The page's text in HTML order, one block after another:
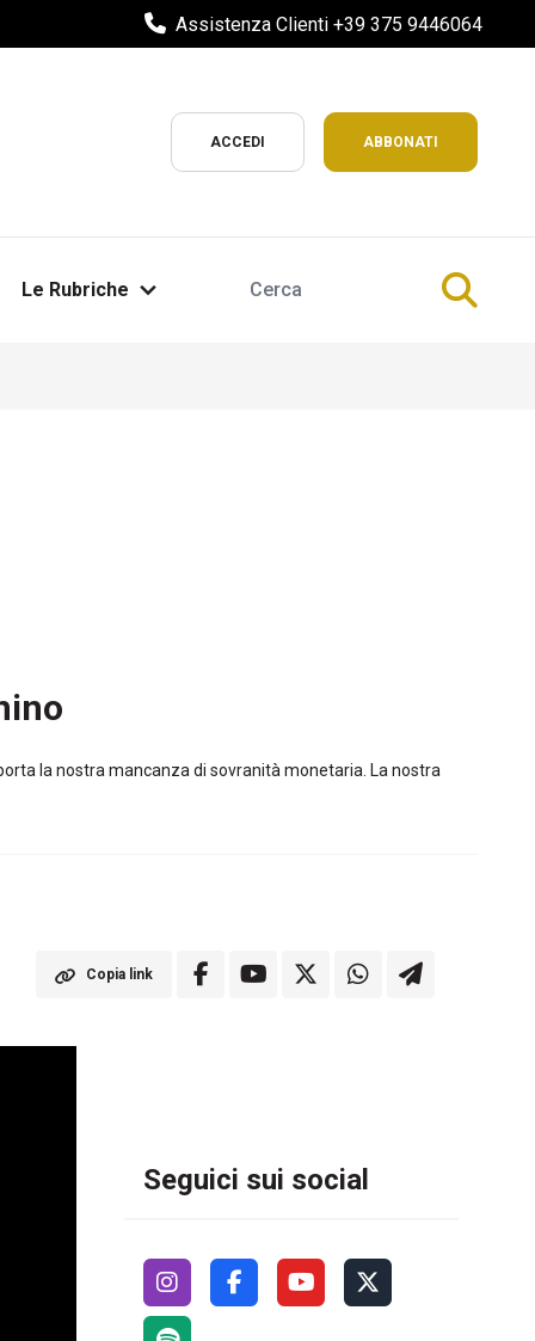
Assistenza Clienti +39 375 9446064
ACCEDI ABBONATI
Le Rubriche
la nostra mancanza di sovranità monetaria. La nostra
Copia link
Seguici sui social